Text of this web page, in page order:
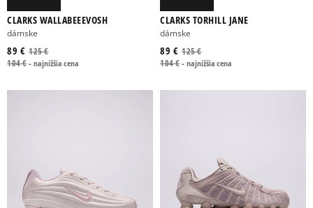
CLARKS WALLABEEEVOSH
dámske
125 €
89 €
104 €-najnižšia cena
CLARKS TORHILL JANE
dámske
125 €
89 €
104 €-najnižšia cena